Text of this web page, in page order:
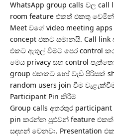
WhatsApp group calls වල
room feature එකත් එකතු
Meet වගේ video meeting
concept එකට සමානයි. Call
එකට ඇතුල් වීමට පෙර control
මෙය privacy සහ control
group එකකට හෝ වැඩි පිරිසක්
random users join වීම
Participant Pin කිරීම
Group calls අතරතුර
pin කරන්න පුළුවන් feature එකත්
සඳහන් වෙනවා. Presentation